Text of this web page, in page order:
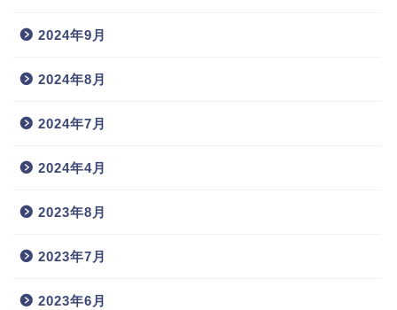
2024年9月
2024年8月
2024年7月
2024年4月
2023年8月
2023年7月
2023年6月